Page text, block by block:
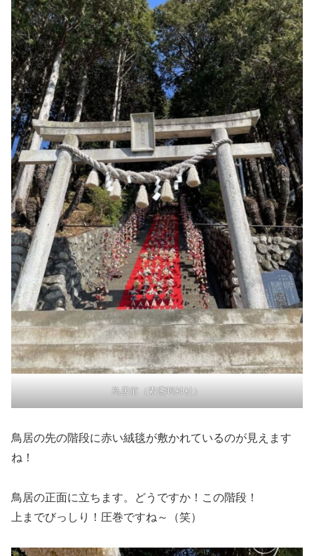
鳥居前（素盞嗚神社）
鳥居の先の階段に赤い絨毯が敷かれているのが見えます
ね！
鳥居の正面に立ちます。どうですか！この階段！
上までびっしり！圧巻ですね～（笑）